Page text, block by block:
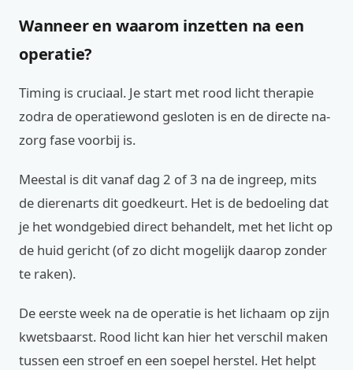
Wanneer en waarom inzetten na een
operatie?
Timing is cruciaal. Je start met rood licht therapie
zodra de operatiewond gesloten is en de directe na-
zorg fase voorbij is.
Meestal is dit vanaf dag 2 of 3 na de ingreep, mits
de dierenarts dit goedkeurt. Het is de bedoeling dat
je het wondgebied direct behandelt, met het licht op
de huid gericht (of zo dicht mogelijk daarop zonder
te raken).
De eerste week na de operatie is het lichaam op zijn
kwetsbaarst. Rood licht kan hier het verschil maken
tussen een stroef en een soepel herstel. Het helpt